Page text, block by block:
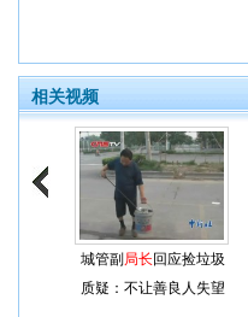
相关视频
城管副 局长 回应捡垃圾
质疑：不让善良人失望